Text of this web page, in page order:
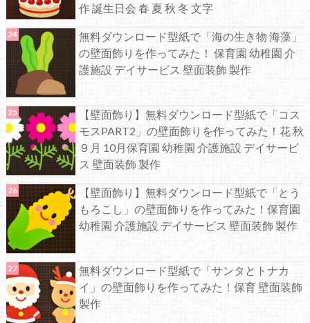
作 誕生日会 春 夏 秋 冬 文字
無料ダウンロード型紙で「海の生き物 海藻」
の壁面飾りを作ってみた！ 保育園 幼稚園 介
護施設 デイサービス 壁面装飾 製作
【壁面飾り】無料ダウンロード型紙で「コス
モスPART2」の壁面飾りを作ってみた！花 秋
９月 10月保育園 幼稚園 介護施設 デイサービ
ス 壁面装飾 製作
【壁面飾り】無料ダウンロード型紙で「とう
もろこし」の壁面飾りを作ってみた！保育園
幼稚園 介護施設 デイサービス 壁面装飾 製作
無料ダウンロード型紙で「サンタとトナカ
イ」の壁面飾りを作ってみた！保育 壁面装飾
製作